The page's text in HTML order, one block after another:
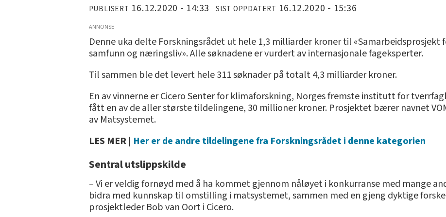
PUBLISERT 16.12.2020 - 14:33 SIST OPPDATERT 16.12.2020 - 15:36
ANNONSE
Denne uka delte Forskningsrådet ut hele 1,3 milliarder kroner til
samfunn og næringsliv». Alle søknadene er vurdert av internasjonale fageksperter.
Til sammen ble det levert hele 311 søknader på totalt 4,3 milliarder kroner.
En av vinnerne er Cicero Senter for klimaforskning, Norges fremste institutt for
fått en av de aller største tildelingene, 30 millioner kroner. Prosjektet bærer navnet
av Matsystemet.
LES MER | Her er de andre tildelingene fra Forskningsrådet i denne kategorien
Sentral utslippskilde
– Vi er veldig fornøyd med å ha kommet gjennom nåløyet i konkurranse med mange
bidra med kunnskap til omstilling i matsystemet, sammen med en gjeng dyktige
prosjektleder Bob van Oort i Cicero.